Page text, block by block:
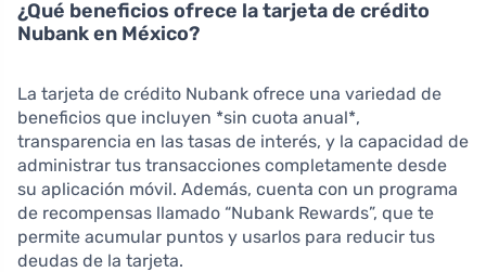
¿Qué beneficios ofrece la tarjeta de crédito
Nubank en México?
La tarjeta de crédito Nubank ofrece una variedad de
beneficios que incluyen *sin cuota anual*,
transparencia en las tasas de interés, y la capacidad de
administrar tus transacciones completamente desde
su aplicación móvil. Además, cuenta con un programa
de recompensas llamado “Nubank Rewards”, que te
permite acumular puntos y usarlos para reducir tus
deudas de la tarjeta.